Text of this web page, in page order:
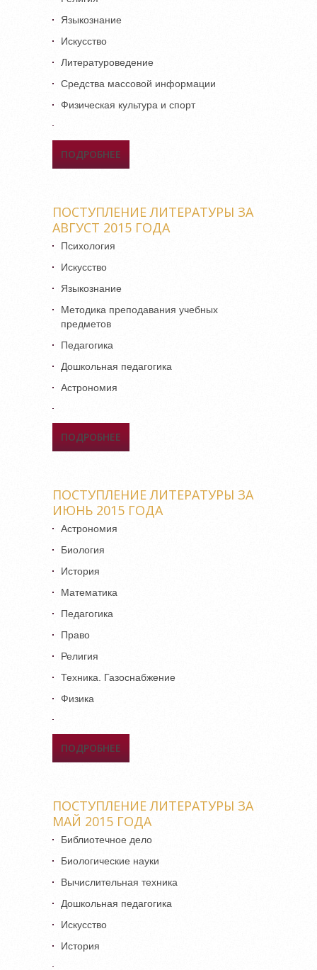
Языкознание
Искусство
Литературоведение
Средства массовой информации
Физическая культура и спорт
ПОДРОБНЕЕ
ЛИТЕРАТУРЫ ЗА СЕНТЯБРЬ
ПОСТУПЛЕНИЕ ЛИТЕРАТУРЫ ЗА
АВГУСТ 2015 ГОДА
Психология
Искусство
Языкознание
Методика преподавания учебных
предметов
Педагогика
Дошкольная педагогика
Астрономия
ПОДРОБНЕЕ
ЛИТЕРАТУРЫ ЗА АВГУСТ
ПОСТУПЛЕНИЕ ЛИТЕРАТУРЫ ЗА
ИЮНЬ 2015 ГОДА
Астрономия
Биология
История
Математика
Педагогика
Право
Религия
Техника. Газоснабжение
Физика
ПОДРОБНЕЕ
ЛИТЕРАТУРЫ ЗА ИЮНЬ 2015
ПОСТУПЛЕНИЕ ЛИТЕРАТУРЫ ЗА
МАЙ 2015 ГОДА
Библиотечное дело
Биологические науки
Вычислительная техника
Дошкольная педагогика
Искусство
История